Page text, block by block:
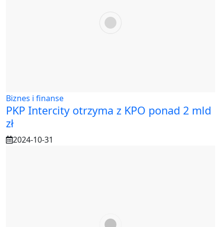
Biznes i finanse
PKP Intercity otrzyma z KPO ponad 2 mld
zł
2024-10-31